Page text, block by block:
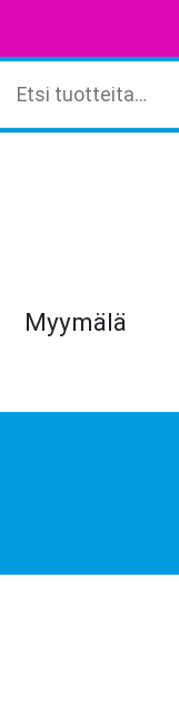
Myymälä